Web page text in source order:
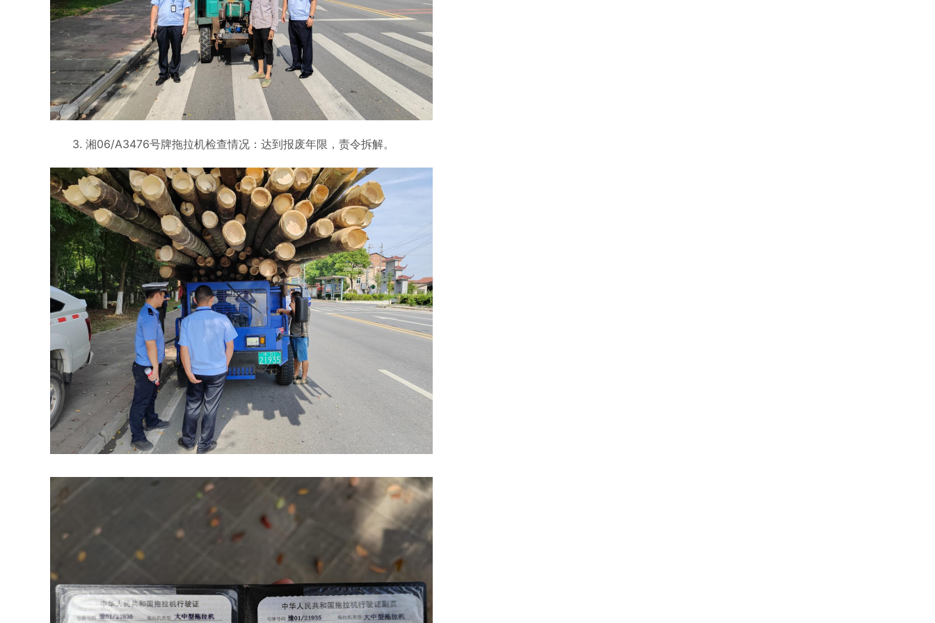
3. 湘06/A3476号牌拖拉机检查情况：达到报废年限，责令拆解。